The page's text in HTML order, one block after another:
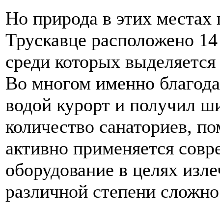
Но природа в этих
Трускавце расположено
среди которых
Во многом именно
водой курорт и получил
количество санаториев,
активно применяется
оборудование в целях
различной степени